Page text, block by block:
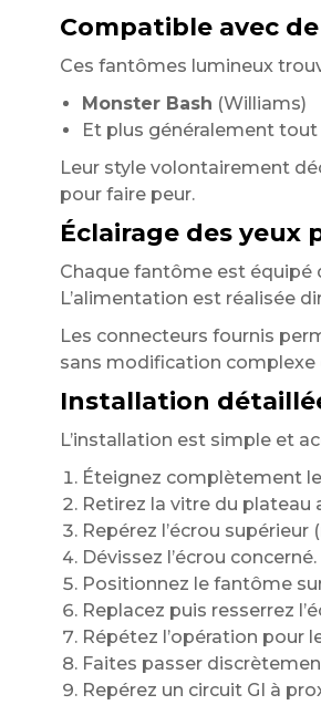
Compatible avec
Ces fantômes lumineux
Monster Bash (Williams)
Et plus généralement
Leur style volontairement
pour faire peur.
Éclairage des yeux
Chaque fantôme est équipé
L’alimentation est réalisée
Les connecteurs fournis
sans modification complexe
Installation
L’installation est simple et
Éteignez complètement
Retirez la vitre du plateau
Repérez l’écrou
Dévissez l’écrou concerné.
Positionnez le fantôme
Replacez puis resserrez
Répétez l’opération pour
Faites passer
Repérez un circuit GI à